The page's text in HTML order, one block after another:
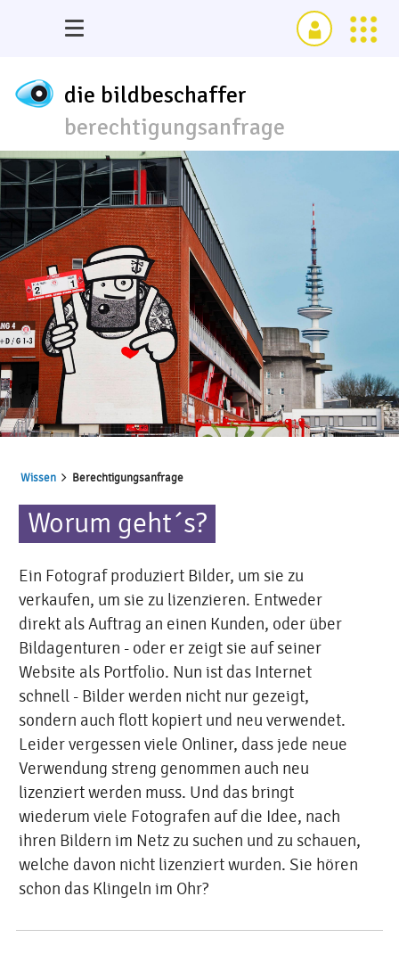
die bildbeschaffer
berechtigungsanfrage
Wissen Berechtigungsanfrage
Worum geht´s?
Ein Fotograf produziert Bilder, um sie zu
verkaufen, um sie zu lizenzieren. Entweder
direkt als Auftrag an einen Kunden, oder über
Bildagenturen - oder er zeigt sie auf seiner
Website als Portfolio. Nun ist das Internet
schnell - Bilder werden nicht nur gezeigt,
sondern auch flott kopiert und neu verwendet.
Leider vergessen viele Onliner, dass jede neue
Verwendung streng genommen auch neu
lizenziert werden muss. Und das bringt
wiederum viele Fotografen auf die Idee, nach
ihren Bildern im Netz zu suchen und zu schauen,
welche davon nicht lizenziert wurden. Sie hören
schon das Klingeln im Ohr?